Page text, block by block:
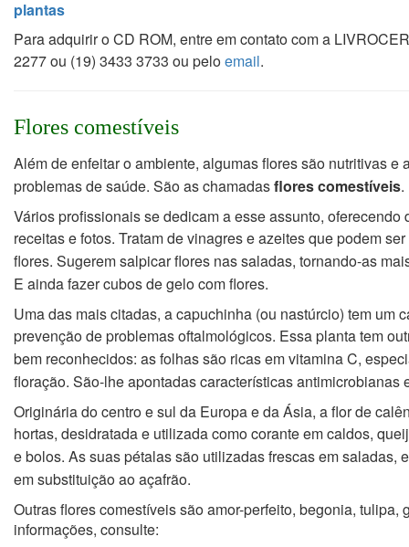
plantas
Para adquirir o CD ROM, entre em contato com a
2277 ou (19) 3433 3733 ou peloemail.
Flores comestíveis
Além de enfeitar o ambiente, algumas flores são nutritivas e
problemas de saúde. São aschamadasflores comestíveis.
Vários profissionais se dedicam a esse assunto, oferecendo
receitas e fotos. Tratam devinagres e azeites que podem
flores. Sugerem salpicar flores nas saladas, tornando-as
E ainda fazer cubos de gelo com flores.
Uma das mais citadas, a capuchinha (ou nastúrcio) tem um
prevenção de problemasoftalmológicos. Essa planta tem
bem reconhecidos: as folhas são ricas em vitamina C,
floração. São-lhe apontadas características antimicrobianas
Originária do centro e sul da Europa e da Ásia, a flor de
hortas, desidratada e utilizada como corante em caldos,
e bolos. As suas pétalas são utilizadas frescasem saladas,
em substituição ao açafrão.
Outras flores comestíveis são amor-perfeito, begonia, tulipa,
informações, consulte: